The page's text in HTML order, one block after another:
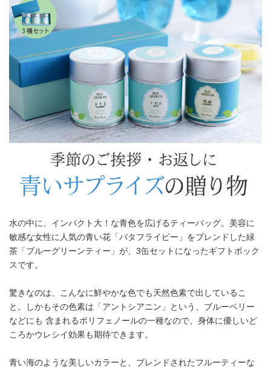
水の中に、インパクト大！な青色を広げるティーバッグ。美容に
敏感な女性に人気の青い花「バタフライピー」をブレンドした緑
茶「ブルーグリーンティー」が、3缶セットになったギフトボック
スです。
驚きなのは、こんなに鮮やかな色でも天然色素で出しているこ
と。しかもその色素は「アントシアニン」という、ブルーベリー
などにも 含まれるポリフェノールの一種なので、身体に優しいど
ころかウレシイ効果も期待できます。
青い海のような美しいカラーと、ブレンドされたフルーティーな